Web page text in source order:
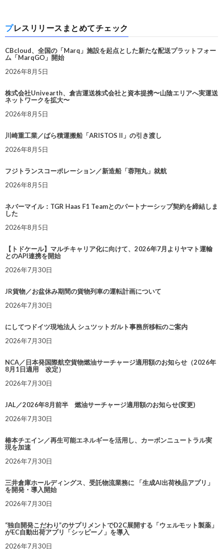
プレスリリースまとめてチェック
CBcloud、全国の「Marq」施設を起点とした新たな配送プラットフォー
ム「MarqGO」開始
2026年8月5日
株式会社Univearth、倉吉運送株式会社と資本提携〜山陰エリアへ実運送
ネットワークを拡大〜
2026年8月5日
川崎重工業／ばら積運搬船「ARISTOS II」の引き渡し
2026年8月5日
フジトランスコーポレーション／新造船「蓉翔丸」就航
2026年8月5日
ネバーマイル：TGR Haas F1 Teamとのパートナーシップ契約を締結しま
した
2026年8月5日
【トドケール】マルチキャリア化に向けて、2026年7月よりヤマト運輸
とのAPI連携を開始
2026年7月30日
JR貨物／お盆休み期間の貨物列車の運転計画について
2026年7月30日
にしてつドイツ現地法人 シュツットガルト事務所移転のご案内
2026年7月30日
NCA／日本発国際航空貨物燃油サーチャージ適用額のお知らせ（2026年
8月1日適用 改定）
2026年7月30日
JAL／2026年8月前半 燃油サーチャージ適用額のお知らせ(変更)
2026年7月30日
椿本チエイン／再生可能エネルギーを活用し、カーボンニュートラル実
現を加速
2026年7月30日
三井倉庫ホールディングス、受託物流業務に 「生成AI出荷検品アプリ」
を開発・導入開始
2026年7月30日
“独自開発こだわり”のサプリメントでD2C展開する「ウェルモット製薬」
がEC自動出荷アプリ「シッピーノ」を導入
2026年7月30日